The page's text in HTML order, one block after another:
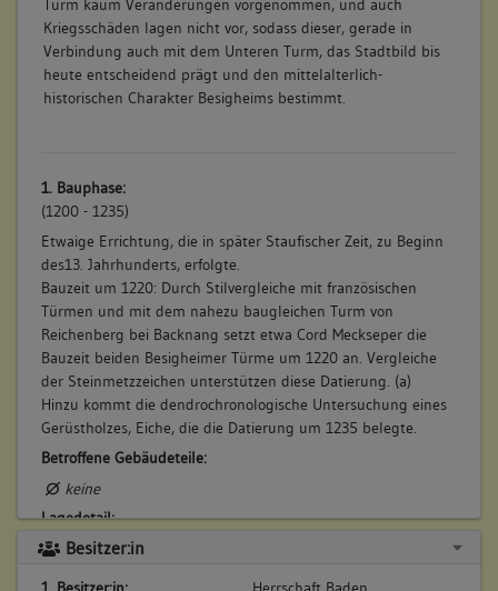
Turm kaum Veränderungen vorgenommen, und auch
Kriegsschäden lagen nicht vor, sodass dieser, gerade in
Verbindung auch mit dem Unteren Turm, das Stadtbild bis
heute entscheidend prägt und den mittelalterlich-
historischen Charakter Besigheims bestimmt.
1. Bauphase:
(1200 - 1235)
Etwaige Errichtung, die in später Staufischer Zeit, zu Beginn
des13. Jahrhunderts, erfolgte.
Bauzeit um 1220: Durch Stilvergleiche mit französischen
Türmen und mit dem nahezu baugleichen Turm von
Reichenberg bei Backnang setzt etwa Cord Meckseper die
Bauzeit beiden Besigheimer Türme um 1220 an. Vergleiche
der Steinmetzzeichen unterstützen diese Datierung. (a)
Hinzu kommt die dendrochronologische Untersuchung eines
Gerüstholzes, Eiche, die die Datierung um 1235 belegte.
Betroffene Gebäudeteile:
keine
Lagedetail:
Befestigungsanlage
Besitzer:in